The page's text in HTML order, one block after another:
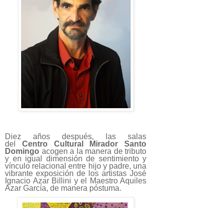
Diez años después, las salas
del Centro Cultural Mirador Santo
Domingo acogen a la manera de tributo
y en igual dimensión de sentimiento y
vínculo relacional entre hijo y padre, una
vibrante exposición de los artistas José
Ignacio Azar Billini y el Maestro Aquiles
Azar García, de manera póstuma.